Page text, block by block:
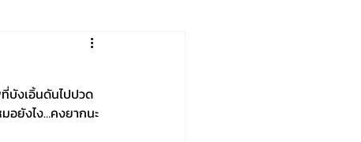
บังเอิ้นดันไปปวด
อยังไง…คงยากนะ